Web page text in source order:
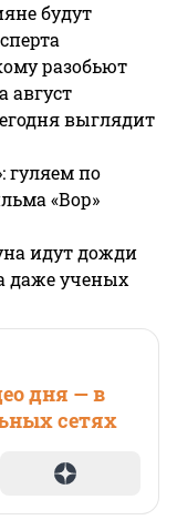
будут
разобьют
август
выглядит
гуляем по
«Вор»
идут дожди
даже ученых
дня — в
сетях